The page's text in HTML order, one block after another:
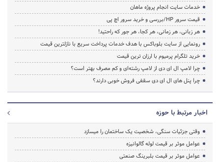
خدمات سایت انجام پروژه ماهان
قیمت سرور HP/بررسی و خرید سرور اچ پی
هر زبانی، هر زمانی، هر کجا، هر جور که راحتید!
رونمایی از سایت بلوباکس با هدف خدمات پرداخت سریع با نازلترین قیمت
خرید تلگرام پرمیوم با ارزان ترین قیمت
چرا لامپ ال ای دی از لامپ رشته‌ای و کم مصرف بهتر است؟
چرا پنل های ال ای دی سقفی فروش خوبی دارند؟
اخبار مرتبط با حوزه
وقتی جزئیات سنگی، شخصیت یک ساختمان را میسازد
عوامل موثر بر قیمت لوله گالوانیزه
عوامل موثر بر قیمت بلبرینگ صنعتی